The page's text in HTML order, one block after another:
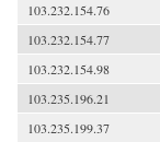
103.232.154.76
103.232.154.77
103.232.154.98
103.235.196.21
103.235.199.37